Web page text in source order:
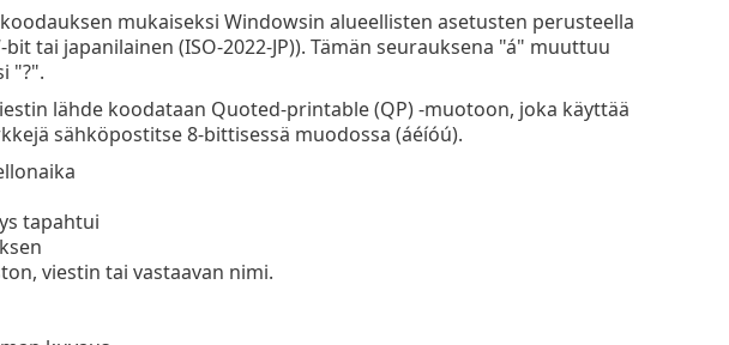
mukaiseksi Windowsin alueellisten asetusten perusteella
tai japanilainen (ISO-2022-JP)). Tämän seurauksena "á" muuttuu
"?".
lähde koodataan Quoted-printable (QP) -muotoon, joka käyttää
sähköpostitse 8-bittisessä muodossa (áéíóú).
tapahtui
viestin tai vastaavan nimi.